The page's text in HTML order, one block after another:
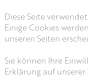
Diese Seite
Einige Cookies
unseren Seiten
Sie können Ihre
Erklärung auf